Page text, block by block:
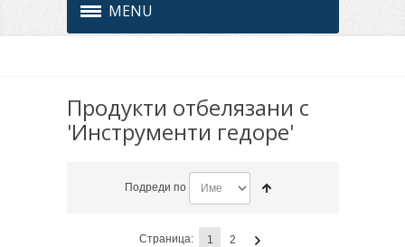
MENU
Продукти отбелязани с
'Инструменти гедоре'
Подреди по
Страница: 1 2